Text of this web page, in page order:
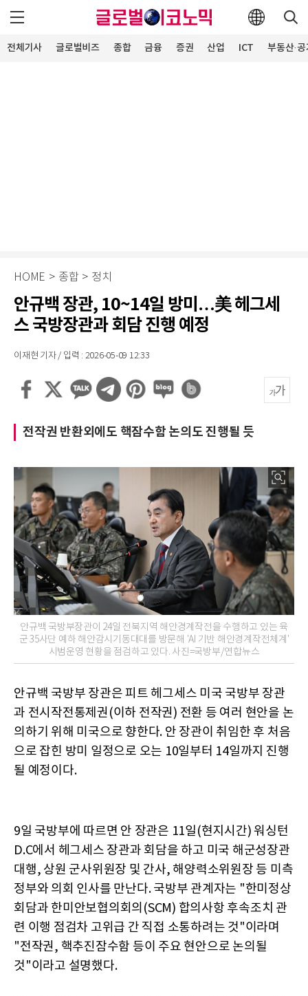
전체기사 글로벌비즈 종합 금융 증권 산업 ICT 부동산·
HOME > 종합 > 정치
안규백 장관, 10~14일 방미…美 헤그세
스 국방장관과 회담 진행 예정
이재현 기자 / 입력 : 2026-05-09 12:33
전작권 반환외에도 핵잠수함 논의도 진행될 듯
안규백 국방부장관이 24일 전북지역 해안경계작전을 수행하고 있는 육
군 35사단 예하 해안감시기동대대를 방문해 'AI 기반 해안경계작전체계'
시범운영 현황을 점검하고 있다. 사진=국방부/연합뉴스
안규백 국방부 장관은 피트 헤그세스 미국 국방부 장관
과 전시작전통제권(이하 전작권) 전환 등 여러 현안을 논
의하기 위해 미국으로 향한다. 안 장관이 취임한 후 처음
으로 잡힌 방미 일정으로 오는 10일부터 14일까지 진행
될 예정이다.
9일 국방부에 따르면 안 장관은 11일(현지시간) 워싱턴
D.C에서 헤그세스 장관과 회담을 하고 미국 해군성장관
대행, 상원 군사위원장 및 간사, 해양력소위원장 등 미측
정부와 의회 인사를 만난다. 국방부 관계자는 "한미정상
회담과 한미안보협의회의(SCM) 합의사항 후속조치 관
련 이행 점검차 고위급 간 직접 소통하려는 것"이라며
"전작권, 핵추진잠수함 등이 주요 현안으로 논의될
것"이라고 설명했다.